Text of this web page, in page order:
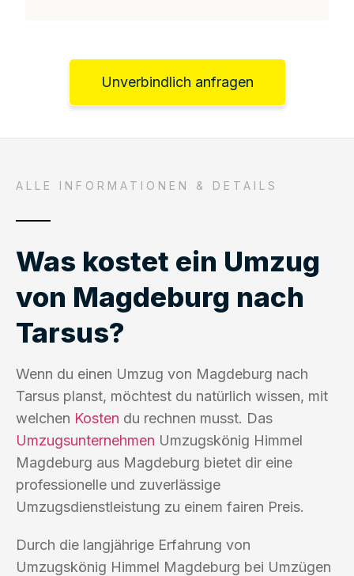
Unverbindlich anfragen
ALLE INFORMATIONEN & DETAILS
Was kostet ein Umzug
von Magdeburg nach
Tarsus?
Wenn du einen Umzug von Magdeburg nach
Tarsus planst, möchtest du natürlich wissen, mit
welchen Kosten du rechnen musst. Das
Umzugsunternehmen Umzugskönig Himmel
Magdeburg aus Magdeburg bietet dir eine
professionelle und zuverlässige
Umzugsdienstleistung zu einem fairen Preis.
Durch die langjährige Erfahrung von
Umzugskönig Himmel Magdeburg bei Umzügen